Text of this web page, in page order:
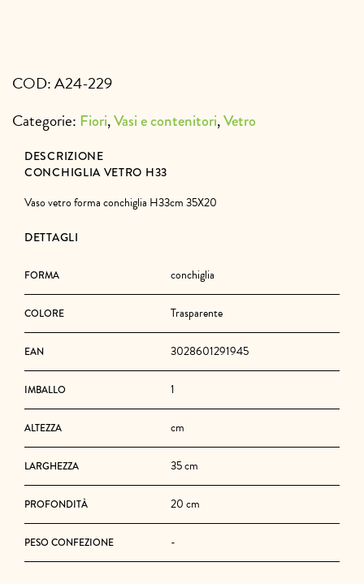
COD:A24-229
Categorie: Fiori,Vasi e contenitori,Vetro
DESCRIZIONE
CONCHIGLIA VETRO H33
Vaso vetro forma conchiglia H33cm 35X20
DETTAGLI
FORMA conchiglia
COLORE Trasparente
EAN 3028601291945
IMBALLO 1
ALTEZZA cm
LARGHEZZA 35 cm
PROFONDITÀ 20 cm
PESO CONFEZIONE -